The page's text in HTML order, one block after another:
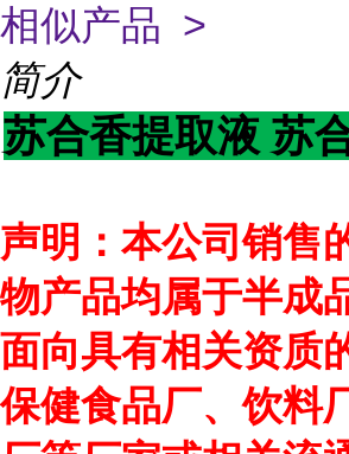
相似产品 >
简介
苏合香提取液 苏
声明：本公司销售
物产品均属于半成
面向具有相关资质
保健食品厂、饮料